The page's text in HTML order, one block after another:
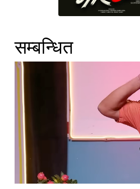
सम्बन्धित